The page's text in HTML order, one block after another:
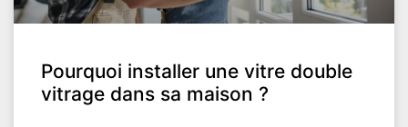
Pourquoi installer une vitre double
vitrage dans sa maison ?